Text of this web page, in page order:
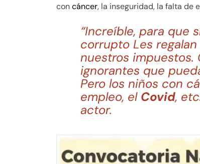
concáncer, la inseguridad, la falta de
“Increíble, para que
corrupto Les
nuestros impuestos.
ignorantes que
Pero los niños con
empleo, el Covid,
actor.